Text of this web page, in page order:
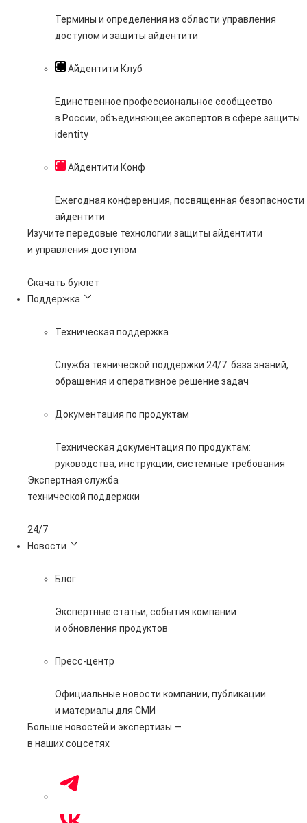
Термины и определения из области управления
доступом и защиты айдентити
Айдентити Клуб
Единственное профессиональное сообщество
в России, объединяющее экспертов в сфере защиты
identity
Айдентити Конф
Ежегодная конференция, посвященная безопасности
айдентити
Изучите передовые технологии защиты айдентити
и управления доступом
Скачать буклет
Поддержка
Техническая поддержка
Служба технической поддержки 24/7: база знаний,
обращения и оперативное решение задач
Документация по продуктам
Техническая документация по продуктам:
руководства, инструкции, системные требования
Экспертная служба
технической поддержки
24/7
Новости
Блог
Экспертные статьи, события компании
и обновления продуктов
Пресс-центр
Официальные новости компании, публикации
и материалы для СМИ
Больше новостей и экспертизы —
в наших соцсетях